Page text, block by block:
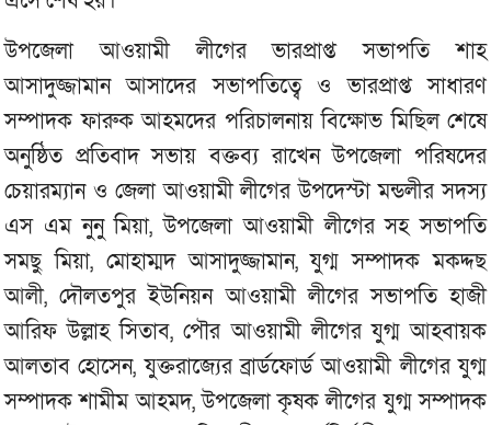
উপজেলা আওয়ামী লীগের ভারপ্রাপ্ত সভাপতি শাহ
আসাদুজ্জামান আসাদের সভাপতিত্বে ও ভারপ্রাপ্ত সাধারণ
সম্পাদক ফারুক আহমদের পরিচালনায় বিক্ষোভ মিছিল শেষে
অনুষ্ঠিত প্রতিবাদ সভায় বক্তব্য রাখেন উপজেলা পরিষদের
চেয়ারম্যান ও জেলা আওয়ামী লীগের উপদেস্টা মন্ডলীর সদস্য
এস এম নুনু মিয়া, উপজেলা আওয়ামী লীগের সহ সভাপতি
সমছু মিয়া, মোহাম্মদ আসাদুজ্জামান, যুগ্ম সম্পাদক মকদ্দছ
আলী, দৌলতপুর ইউনিয়ন আওয়ামী লীগের সভাপতি হাজী
আরিফ উল্লাহ সিতাব, পৌর আওয়ামী লীগের যুগ্ম আহবায়ক
আলতাব হোসেন, যুক্তরাজ্যের ব্রার্ডফোর্ড আওয়ামী লীগের যুগ্ম
সম্পাদক শামীম আহমদ, উপজেলা কৃষক লীগের যুগ্ম সম্পাদক